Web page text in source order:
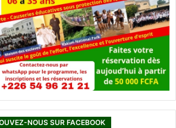
NOUS SUR FACEBOOK